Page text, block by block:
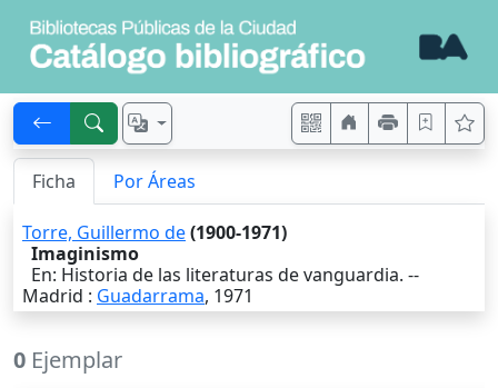
Ficha Por Áreas
Torre, Guillermo de(1900-1971)
Imaginismo
En: Historia de las literaturas de vanguardia. --
Madrid : Guadarrama, 1971
0 Ejemplar